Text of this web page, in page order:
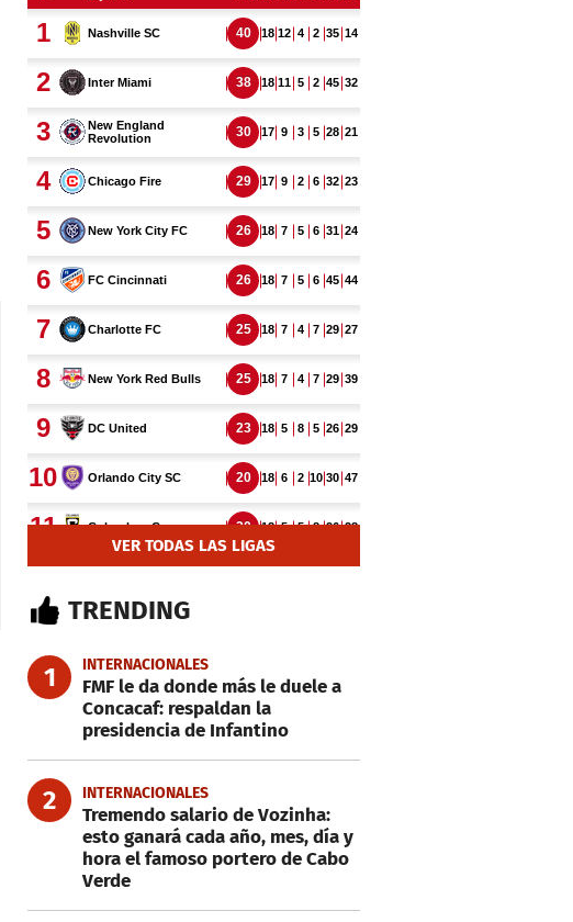
VER TODAS LAS LIGAS
TRENDING
1 INTERNACIONALES
FMF le da donde más le duele a
Concacaf: respaldan la
presidencia de Infantino
2 INTERNACIONALES
Tremendo salario de Vozinha:
esto ganará cada año, mes, día y
hora el famoso portero de Cabo
Verde